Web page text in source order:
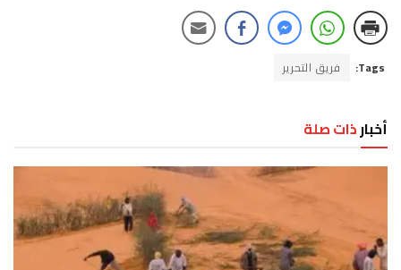
Tags: فريق التحرير
أخبارذات صلة